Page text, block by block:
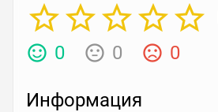
0 0 0
Информация